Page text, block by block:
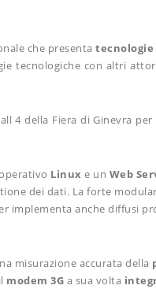
che presenta
tecnologiche con altri
4 della Fiera di Ginevra
Linux e un Web
dei dati. La forte
implementa anche diffusi
misurazione accurata della
modem 3G a sua volta